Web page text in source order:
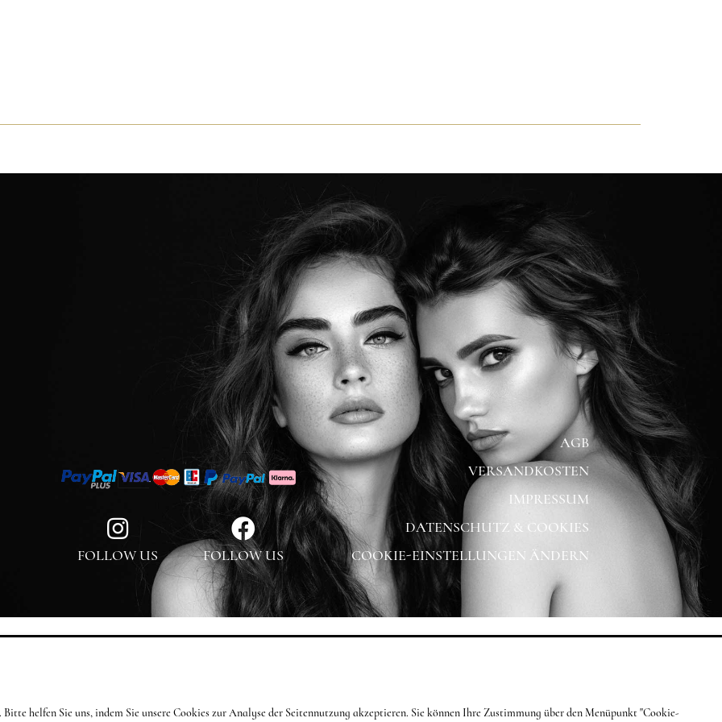
FOLLOW US FOLLOW US
AGB
VERSANDKOSTEN
IMPRESSUM
DATENSCHUTZ & COOKIES
COOKIE-EINSTELLUNGEN ÄNDERN
helfen Sie uns, indem Sie unsere Cookies zur Analyse der Seitennutzung akzeptieren. Sie können Ihre Zustimmung über den Menüpunkt "Cookie-